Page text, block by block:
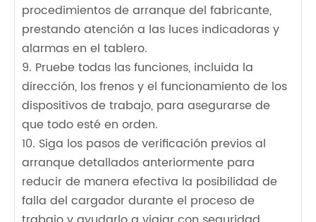
procedimientos de arranque del fabricante,
prestando atención a las luces indicadoras y
alarmas en el tablero.
9. Pruebe todas las funciones, incluida la
dirección, los frenos y el funcionamiento de los
dispositivos de trabajo, para asegurarse de
que todo esté en orden.
10. Siga los pasos de verificación previos al
arranque detallados anteriormente para
reducir de manera efectiva la posibilidad de
falla del cargador durante el proceso de